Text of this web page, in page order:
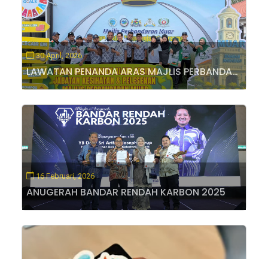
30 April, 2026
LAWATAN PENANDA ARAS MAJLIS PERBANDARAN SEGAMAT KE PUSAT KELESTARIAN ALAM MPM
16 Februari, 2026
ANUGERAH BANDAR RENDAH KARBON 2025